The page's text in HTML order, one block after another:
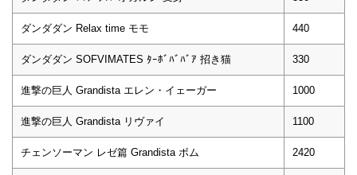
ダンダダン Relax time モモ 440
ダンダダン SOFVIMATES ﾀｰﾎﾞﾊﾞﾊﾞｱ 招き猫 330
進撃の巨人 Grandista エレン・イェーガー 1000
進撃の巨人 Grandista リヴァイ 1100
チェンソーマン レゼ篇 Grandista ボム 2420